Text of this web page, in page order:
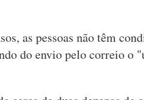
as pessoas não têm
do envio pelo correio o